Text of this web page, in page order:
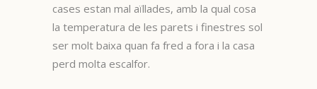
cases estan mal aïllades, amb la qual cosa
la temperatura de les parets i finestres sol
ser molt baixa quan fa fred a fora i la casa
perd molta escalfor.